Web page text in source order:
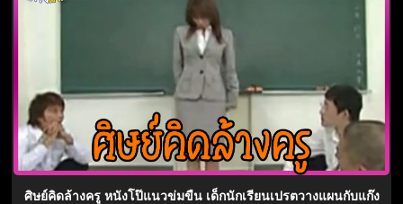
ศิษย์คิดล้างครู หนังโป๊แนวข่มขืน เด็กนักเรียนเปรตวางแผนกับแก๊ง